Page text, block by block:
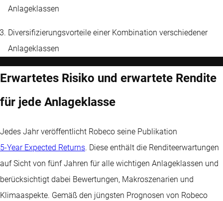
Anlageklassen
Diversifizierungsvorteile einer Kombination verschiedener
Anlageklassen
Erwartetes Risiko und erwartete Rendite
für jede Anlageklasse
Jedes Jahr veröffentlicht Robeco seine Publikation
5-Year Expected Returns. Diese enthält die Renditeerwartungen
auf Sicht von fünf Jahren für alle wichtigen Anlageklassen und
berücksichtigt dabei Bewertungen, Makroszenarien und
Klimaaspekte. Gemäß den jüngsten Prognosen von Robeco